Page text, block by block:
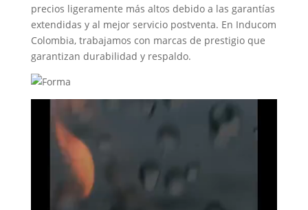
precios ligeramente más altos debido a las garantías
extendidas y al mejor servicio postventa. En Inducom
Colombia, trabajamos con marcas de prestigio que
garantizan durabilidad y respaldo.